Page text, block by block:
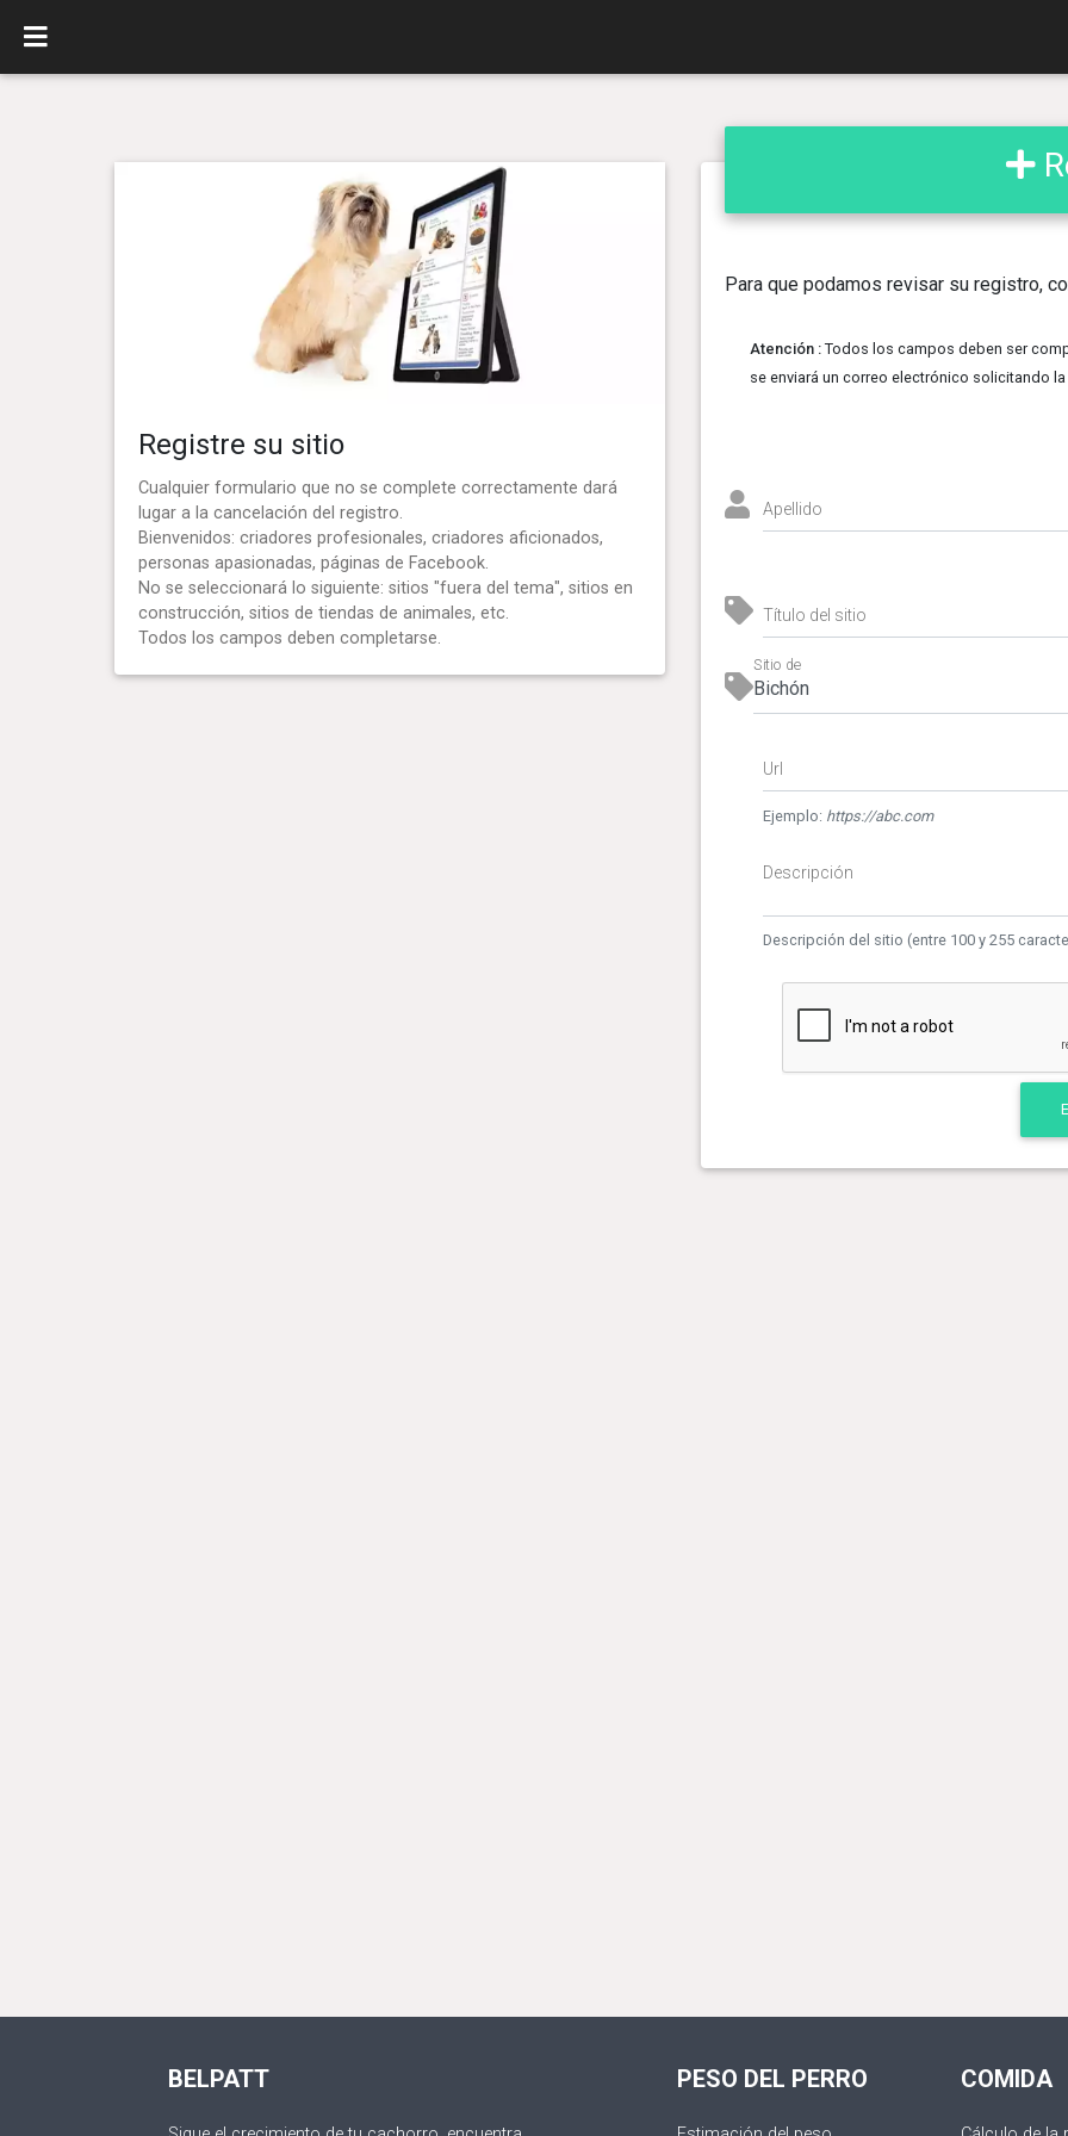
Registre su sitio
Cualquier formulario que no se complete correctamente dará
lugar a la cancelación del registro.
Bienvenidos: criadores profesionales, criadores aficionados,
personas apasionadas, páginas de Facebook.
No se seleccionará lo siguiente: sitios "fuera del tema", sitios en
construcción, sitios de tiendas de animales, etc.
Todos los campos deben completarse.
Para que podamos revisar su registro,
Atención : Todos los campos deben ser
se enviará un correo electrónico solicitando
Apellido
Título del sitio
Sitio de
Url
Ejemplo: https://abc.com
Descripción
Descripción del sitio (entre 100 y 255
BELPATT PESO DEL PERRO COMIDA